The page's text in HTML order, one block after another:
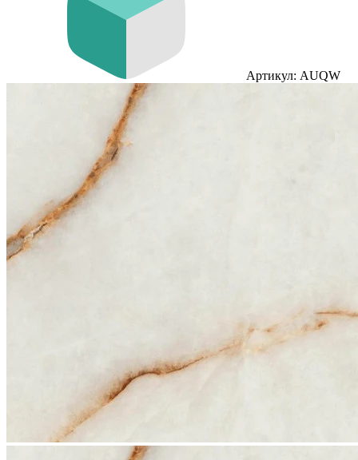
Артикул: AUQW